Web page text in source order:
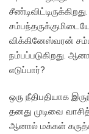
விக்கினேஸ்வரன்
நம்பப்படுகிறது.
எடுப்பார்?
ஒரு நீதிபதியாக
தனது முடிவை
ஆனால் மக்கள்